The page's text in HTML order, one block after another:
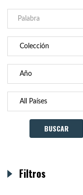
Filtros